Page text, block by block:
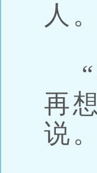
人。
“
再
说。